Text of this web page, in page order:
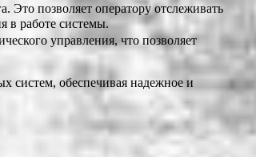
позволяет оператору отслеживать
в работе системы.
управления, что позволяет
систем, обеспечивая надежное и